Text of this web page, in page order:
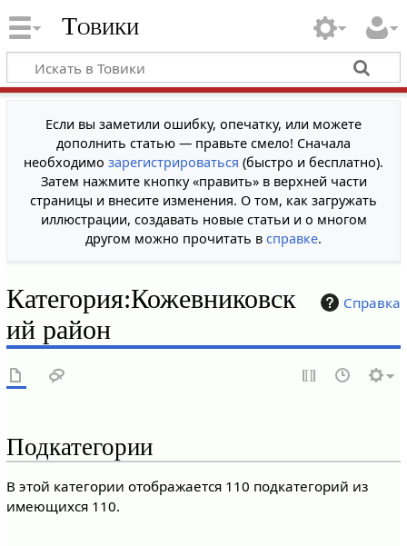
Товики
Если вы заметили ошибку, опечатку, или можете
дополнить статью — правьте смело! Сначала
необходимо зарегистрироваться (быстро и бесплатно).
Затем нажмите кнопку «править» в верхней части
страницы и внесите изменения. О том, как загружать
иллюстрации, создавать новые статьи и о многом
другом можно прочитать в справке.
Справка
Категория:Кожевниковск
ий район
Подкатегории
В этой категории отображается 110 подкатегорий из
имеющихся 110.